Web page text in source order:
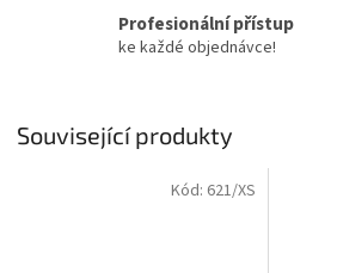
Profesionální přístup
ke každé objednávce!
Související produkty
Kód: 621/XS